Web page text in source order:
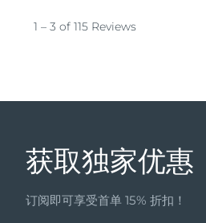
获取独家优惠
订阅即可享受首单 15% 折扣！